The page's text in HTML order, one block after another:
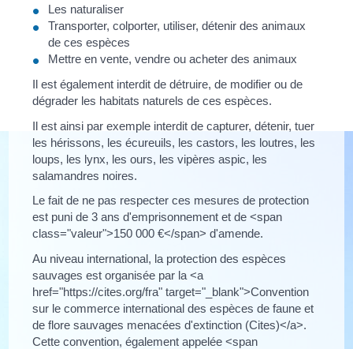
Les naturaliser
Transporter, colporter, utiliser, détenir des animaux
de ces espèces
Mettre en vente, vendre ou acheter des animaux
Il est également interdit de détruire, de modifier ou de
dégrader les habitats naturels de ces espèces.
Il est ainsi par exemple interdit de capturer, détenir, tuer
les hérissons, les écureuils, les castors, les loutres, les
loups, les lynx, les ours, les vipères aspic, les
salamandres noires.
Le fait de ne pas respecter ces mesures de protection
est puni de 3 ans d'emprisonnement et de <span
class="valeur">150 000 €</span> d'amende.
Au niveau international, la protection des espèces
sauvages est organisée par la <a
href="https://cites.org/fra" target="_blank">Convention
sur le commerce international des espèces de faune et
de flore sauvages menacées d'extinction (Cites)</a>.
Cette convention, également appelée <span